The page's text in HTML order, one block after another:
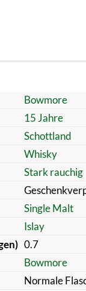
Bowmore
15 Jahre
Schottland
Whisky
Stark rauchig
Single Malt
Islay
0.7
Bowmore
Normale